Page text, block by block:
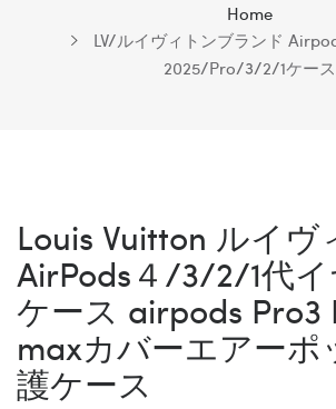
Home
LV/ルイヴィトンブランド
2025/pro/3/2/1ケース
Louis Vuitton ルイヴ
AirPods４/3/2/1代
ケース airpods Pro3
maxカバーエアーポ
護ケース